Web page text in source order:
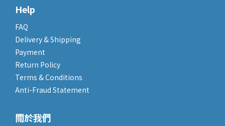
Help
FAQ
Delivery & Shipping
Payment
Return Policy
Terms & Conditions
Anti-Fraud Statement
關於我們